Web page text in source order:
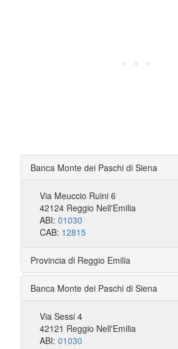
Banca Monte dei Paschi di Siena
Via Meuccio Ruini 6
42124 Reggio Nell'Emilia
ABI: 01030
CAB: 12815
Provincia di Reggio Emilia
Banca Monte dei Paschi di Siena
Via Sessi 4
42121 Reggio Nell'Emilia
ABI: 01030